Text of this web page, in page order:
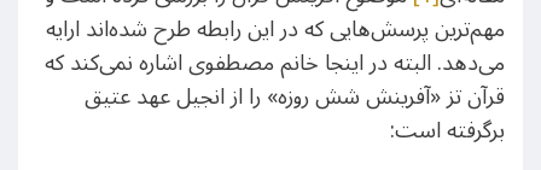
مهم‌ترین پرسش‌هایی که در این رابطه طرح شده‌اند ارایه
می‌دهد. البته در اینجا خانم مصطفوی اشاره نمی‌کند که
قرآن تز «آفرینش شش روزه» را از انجیل عهد عتیق
برگرفته است: